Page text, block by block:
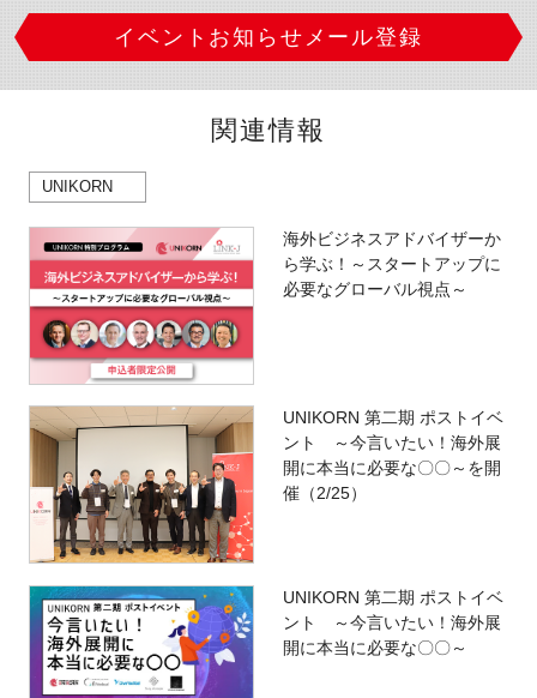
イベントお知らせメール登録
関連情報
UNIKORN
海外ビジネスアドバイザーか
ら学ぶ！～スタートアップに
必要なグローバル視点～
UNIKORN 第二期 ポストイベ
ント ～今言いたい！海外展
開に本当に必要な〇〇～を開
催（2/25）
UNIKORN 第二期 ポストイベ
ント ～今言いたい！海外展
開に本当に必要な〇〇～